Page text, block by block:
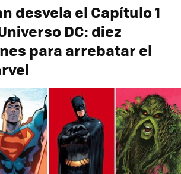
desvela el Capítulo 1
DC: diez
para arrebatar el